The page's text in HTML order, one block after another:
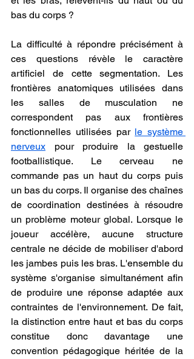
bas du corps ?
La difficulté à répondre précisément à
ces questions révèle le caractère
artificiel de cette segmentation. Les
frontières anatomiques utilisées dans
les salles de musculation ne
correspondent pas aux frontières
fonctionnelles utilisées par le système
nerveux pour produire la gestuelle
footballistique. Le cerveau ne
commande pas un haut du corps puis
un bas du corps. Il organise des chaînes
de coordination destinées à résoudre
un problème moteur global. Lorsque le
joueur accélère, aucune structure
centrale ne décide de mobiliser d'abord
les jambes puis les bras. L'ensemble du
système s'organise simultanément afin
de produire une réponse adaptée aux
contraintes de l'environnement. De fait,
la distinction entre haut et bas du corps
constitue donc davantage une
convention pédagogique héritée de la